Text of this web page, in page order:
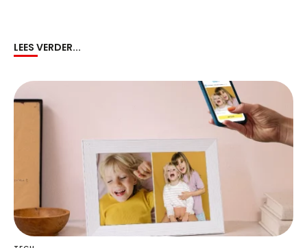
LEES VERDER...